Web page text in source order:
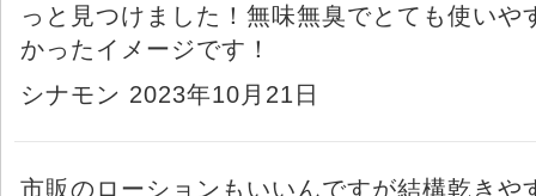
っと見つけました！無味無臭でとても使いや
かったイメージです！
シナモン 2023年10月21日
市販のローションもいいんですが結構乾きや